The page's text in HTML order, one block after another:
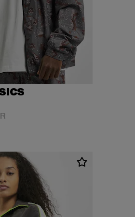
EUR
Aktionspreis: 59,99 EUR